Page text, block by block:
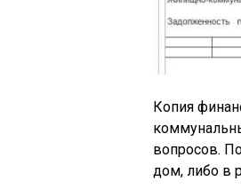
Копия
вопросов.
дом, либо в